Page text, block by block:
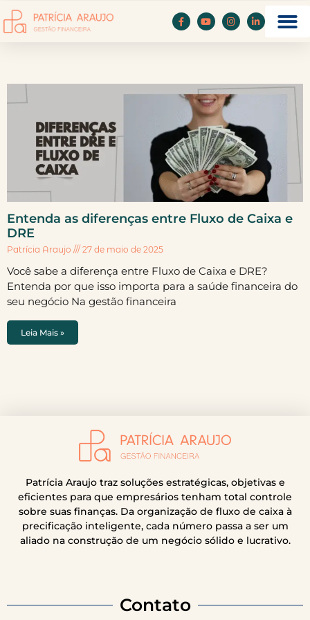
Entenda as diferenças entre Fluxo de Caixa e
DRE
Patrícia Araujo 27 de maio de 2025
Você sabe a diferença entre Fluxo de Caixa e DRE?
Entenda por que isso importa para a saúde financeira do
seu negócio Na gestão financeira
Leia Mais »
Patrícia Araujo traz soluções estratégicas, objetivas e
eficientes para que empresários tenham total controle
sobre suas finanças. Da organização de fluxo de caixa à
precificação inteligente, cada número passa a ser um
aliado na construção de um negócio sólido e lucrativo.
Contato